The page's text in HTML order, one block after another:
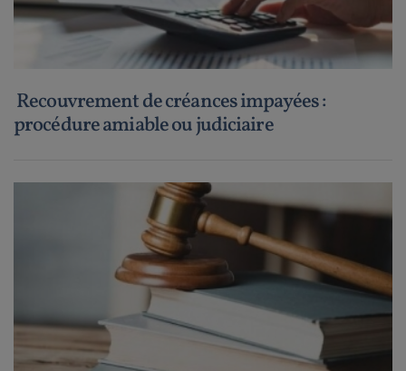
Recouvrement de créances impayées :
procédure amiable ou judiciaire